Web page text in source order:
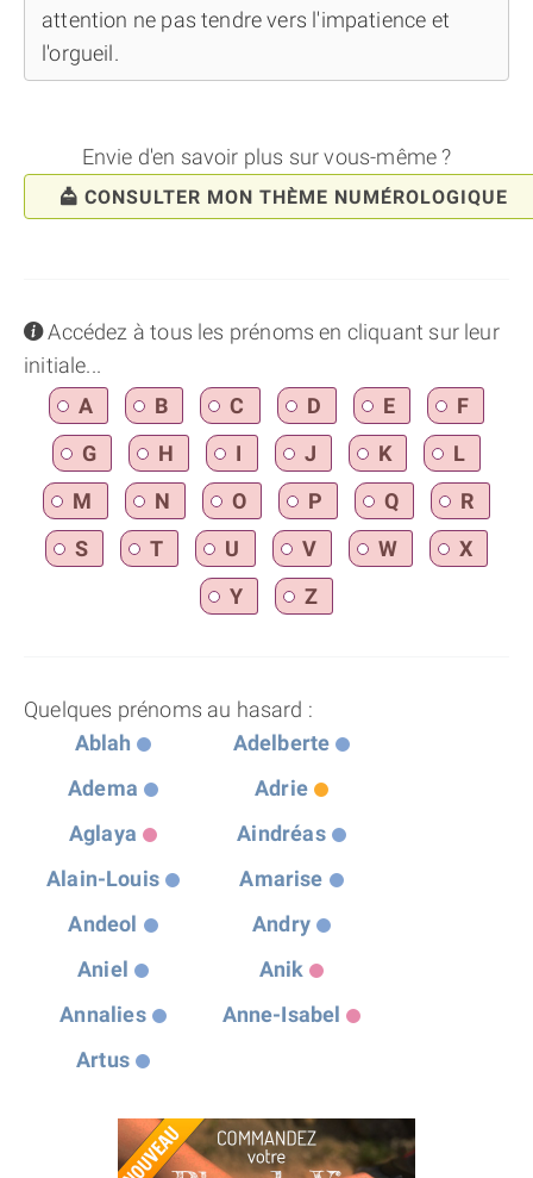
attention ne pas tendre vers l'impatience et
l'orgueil.
Envie d'en savoir plus sur vous-même ?
CONSULTER MON THÈME NUMÉROLOGIQUE
infoAccédez à tous les prénoms en cliquant sur leur
initiale...
A
B C D E
F
G
H I J K
L
M
N O P Q
R
S
T U V W
X
Y
Z
Quelques prénoms au hasard :
Ablah
Adelberte
Adema
Adrie
Aglaya
Aindréas
Alain-Louis
Amarise
Andeol
Andry
Aniel
Anik
Annalies
Anne-Isabel
Artus